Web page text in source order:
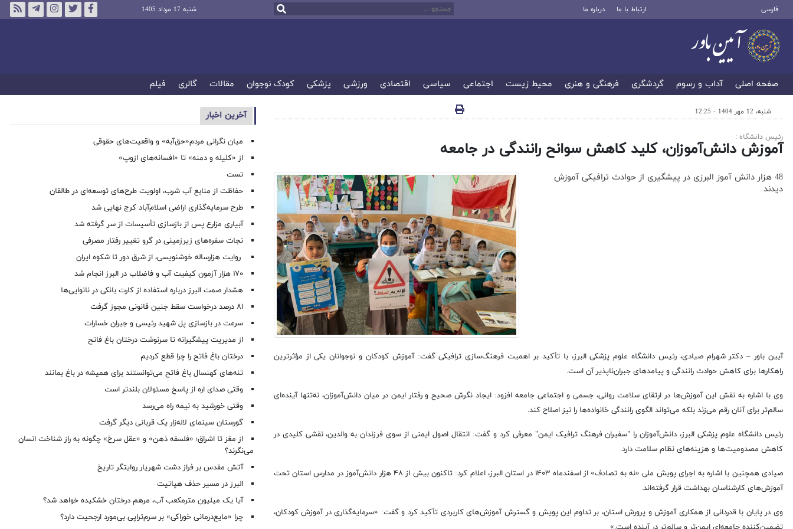
فارسی ارتباط با ما درباره ما شنبه 17 مرداد 1405
صفحه اصلی آداب و رسوم گردشگری فرهنگی و هنری محیط زیست اجتماعی سیاسی اقتصادی ورزشی پزشکی کودک نوجوان مقالات گالری فیلم
شنبه، 12 مهر 1404 - 12:25
رئیس دانشگاه :
آموزش دانش‌آموزان، کلید کاهش سوانح رانندگی در جامعه
48 هزار دانش آموز البرزی در پیشگیری از حوادث ترافیکی آموزش
دیدند.
آیین باور – دکتر شهرام صیادی، رئیس دانشگاه علوم پزشکی البرز، با تأکید بر اهمیت فرهنگ‌سازی ترافیکی گفت: آموزش کودکان و نوجوانان یکی از مؤثرترین
راهکارها برای کاهش حوادث رانندگی و پیامدهای جبران‌ناپذیر آن است.
وی با اشاره به نقش این آموزش‌ها در ارتقای سلامت روانی، جسمی و اجتماعی جامعه افزود: ایجاد نگرش صحیح و رفتار ایمن در میان دانش‌آموزان، نه‌تنها آینده‌ای
سالم‌تر برای آنان رقم می‌زند بلکه می‌تواند الگوی رانندگی خانواده‌ها را نیز اصلاح کند.
رئیس دانشگاه علوم پزشکی البرز، دانش‌آموزان را "سفیران فرهنگ ترافیک ایمن" معرفی کرد و گفت: انتقال اصول ایمنی از سوی فرزندان به والدین، نقشی کلیدی در
کاهش مصدومیت‌ها و هزینه‌های نظام سلامت دارد.
صیادی همچنین با اشاره به اجرای پویش ملی «نه به تصادف» از اسفندماه ۱۴۰۳ در استان البرز، اعلام کرد: تاکنون بیش از ۴۸ هزار دانش‌آموز در مدارس استان تحت
آموزش‌های کارشناسان بهداشت قرار گرفته‌اند.
وی در پایان با قدردانی از همکاری آموزش و پرورش استان، بر تداوم این پویش و گسترش آموزش‌های کاربردی تأکید کرد و گفت: «سرمایه‌گذاری در آموزش کودکان،
آخرین اخبار
میان نگرانی مردم«حق‌آبه» و واقعیت‌های حقوقی
از «کلیله و دمنه» تا «افسانه‌های ازوپ»
تست
حفاظت از منابع آب شرب، اولویت طرح‌های توسعه‌ای در طالقان
طرح سرمایه‌گذاری اراضی اسلام‌آباد کرج نهایی شد
آبیاری مزارع پس از بازسازی تأسیسات از سر گرفته شد
نجات سفره‌های زیرزمینی در گرو تغییر رفتار مصرفی
روایت هزارساله خوشنویسی، از شرق دور تا شکوه ایران
۱۷۰ هزار آزمون کیفیت آب و فاضلاب در البرز انجام شد
هشدار صمت البرز درباره استفاده از کارت بانکی در نانوایی‌ها
۸۱ درصد درخواست‌ سقط جنین قانونی مجوز گرفت
سرعت در بازسازی پل شهید رئیسی و جبران خسارات
از مدیریت پیشگیرانه تا سرنوشت درختان باغ فاتح
درختان باغ فاتح را چرا قطع کردیم
تنه‌های کهنسال باغ فاتح می‌توانستند برای همیشه در باغ بمانند
وقتی صدای اره از پاسخ مسئولان بلندتر است
وقتی خورشید به نیمه راه می‌رسد
گورستان سینمای لاله‌زار یک قربانی دیگر گرفت
از مغز تا اشراق؛ «فلسفه ذهن» و «عقل سرخ» چگونه به راز شناخت انسان
می‌نگرند؟
آتش مقدس بر فراز دشت شهریار روایتگر تاریخ
البرز در مسیر حذف هپاتیت
آیا یک میلیون مترمکعب آب، مرهم درختان خشکیده خواهد شد؟
چرا «مایع‌درمانی خوراکی» بر سرم‌تراپی بی‌مورد ارجحیت دارد؟